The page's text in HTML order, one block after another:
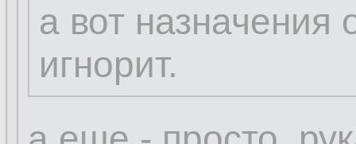
а вот назначения
игнорит.